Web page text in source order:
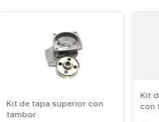
Kit de tapa superior con
tambor
Kit
con